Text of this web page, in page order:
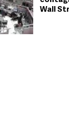
Wall